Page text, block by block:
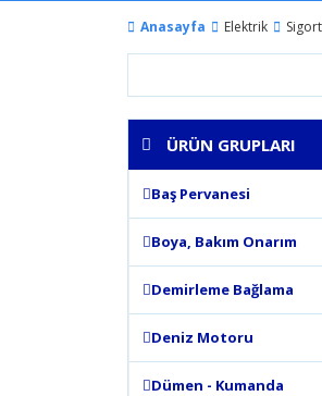
Anasayfa Elektrik
ÜRÜN GRUPLARI
Baş Pervanesi
Boya, Bakım Onarım
Demirleme Bağlama
Deniz Motoru
Dümen - Kumanda